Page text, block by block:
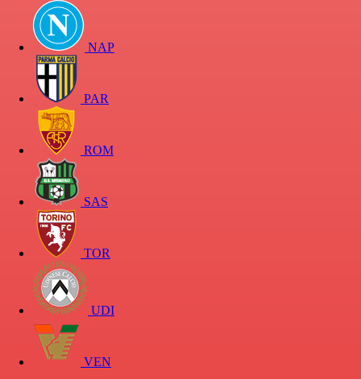
NAP
PAR
ROM
SAS
TOR
UDI
VEN